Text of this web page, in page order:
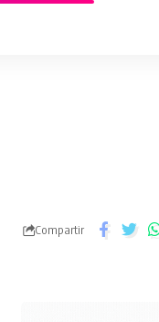
Compartir